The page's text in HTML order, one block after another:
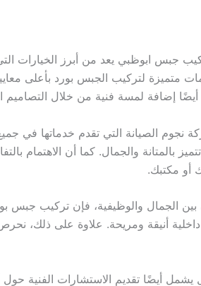
جبس ابوظبي يعد من أبرز الخيارات
لتركيب الجبس بورد بأعلى
إضافة لمسة فنية من خلال التصاميم
الصيانة التي تقدم خدماتها في
بالمتانة والجمال. كما أن الاهتمام
أو مكتبك.
الجمال والوظيفية، فإن تركيب جبس
أنيقة ومريحة. علاوة على ذلك،
أيضًا تقديم الاستشارات الفنية حول